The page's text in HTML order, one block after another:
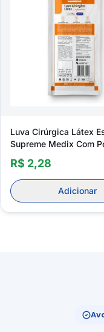
Luva Cirúrgica Látex
Supreme Medix Com
R$ 2,28
Adicionar